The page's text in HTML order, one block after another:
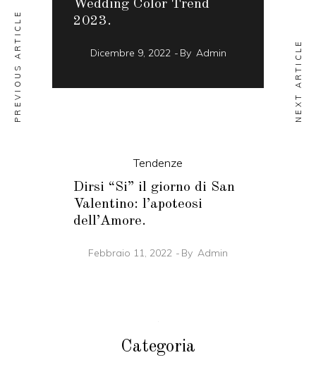
PREVIOUS ARTICLE NEXT ARTICLE
Wedding Color Trend
2023.
Dicembre 9, 2022 By Admin
Tendenze
Dirsi “Si” il giorno di San
Valentino: l’apoteosi
dell’Amore.
Febbraio 11, 2022 By Admin
Categoria